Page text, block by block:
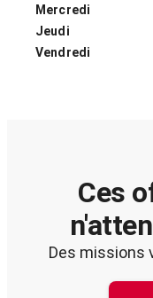
Mercredi
Jeudi
Vendredi
Ces
Des missions